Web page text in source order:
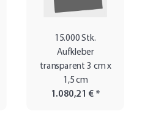
15.000 Stk.
Aufkleber
transparent 3 cm x
1,5 cm
1.080,21 € *